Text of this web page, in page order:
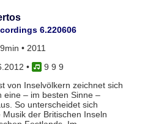
6.220606
• 2011
•
9 9 9
von Inselvölkern zeichnet sich
eine – im besten Sinne –
So unterscheidet sich
der Britischen Inseln